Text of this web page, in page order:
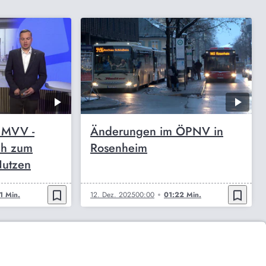
-
zum
Min. bookmark_border
Änderungen im ÖPNV in
Rosenheim
12. Dez. 202500:00 01:22 Min. bookmark_border